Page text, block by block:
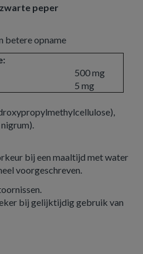
peper
betere opname
500 mg
5 mg
bij een maaltijd met water
voorgeschreven.
bij gelijktijdig gebruik van